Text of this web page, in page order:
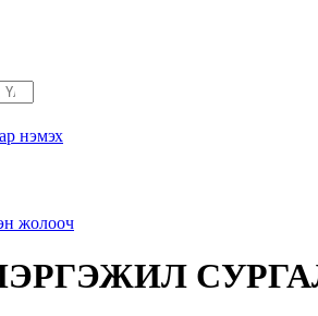
нэмэх
жолооч